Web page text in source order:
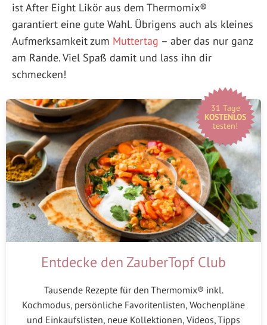
ist After Eight Likör aus dem Thermomix®
garantiert eine gute Wahl. Übrigens auch als kleines
Aufmerksamkeit zum Muttertag – aber das nur ganz
am Rande. Viel Spaß damit und lass ihn dir
schmecken!
31 Tage
KOSTENLOS
testen!
Entdecke den ZauberTopf Club
Tausende Rezepte für den Thermomix® inkl.
Kochmodus, persönliche Favoritenlisten, Wochenpläne
und Einkaufslisten, neue Kollektionen, Videos, Tipps